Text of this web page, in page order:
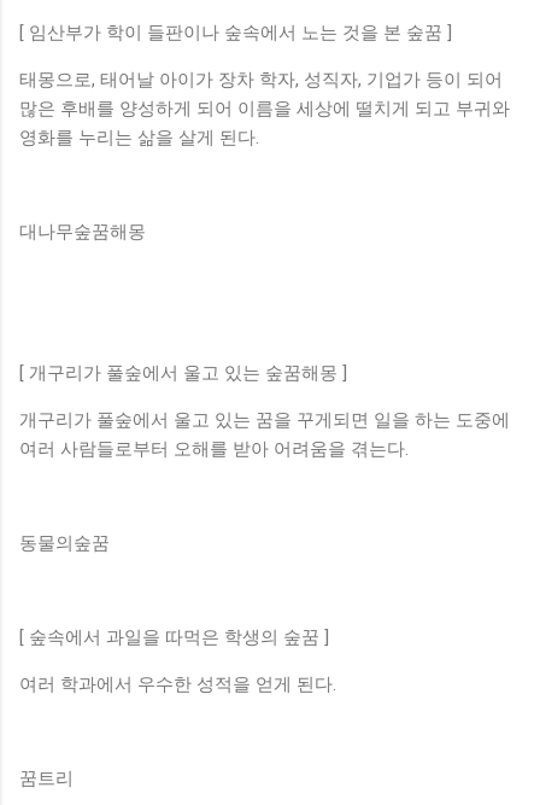
[ 임산부가 학이 들판이나 숲속에서 노는 것을 본 숲꿈 ]
태몽으로, 태어날 아이가 장차 학자, 성직자, 기업가 등이 되어
많은 후배를 양성하게 되어 이름을 세상에 떨치게 되고 부귀와
영화를 누리는 삶을 살게 된다.
대나무숲꿈해몽
[ 개구리가 풀숲에서 울고 있는 숲꿈해몽 ]
개구리가 풀숲에서 울고 있는 꿈을 꾸게되면 일을 하는 도중에
여러 사람들로부터 오해를 받아 어려움을 겪는다.
동물의숲꿈
[ 숲속에서 과일을 따먹은 학생의 숲꿈 ]
여러 학과에서 우수한 성적을 얻게 된다.
꿈트리